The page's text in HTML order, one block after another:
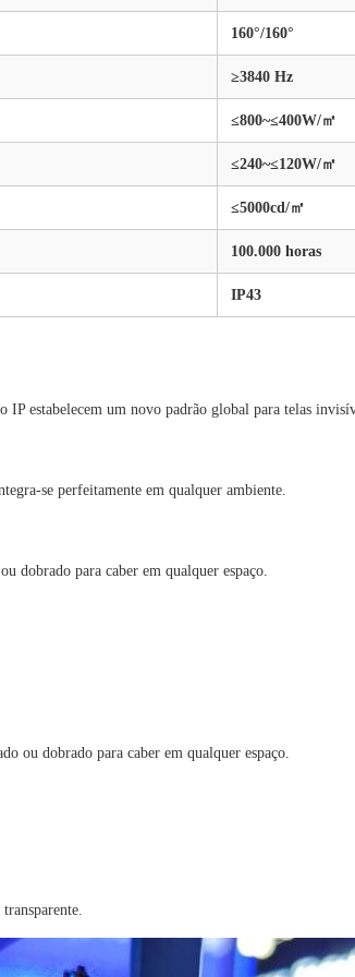
160°/160°
≥3840 Hz
≤800~≤400W/㎡
≤240~≤120W/㎡
≤5000cd/㎡
100.000 horas
IP43
IP estabelecem um novo padrão global para telas
se perfeitamente em qualquer ambiente.
dobrado para caber em qualquer espaço.
ou dobrado para caber em qualquer espaço.